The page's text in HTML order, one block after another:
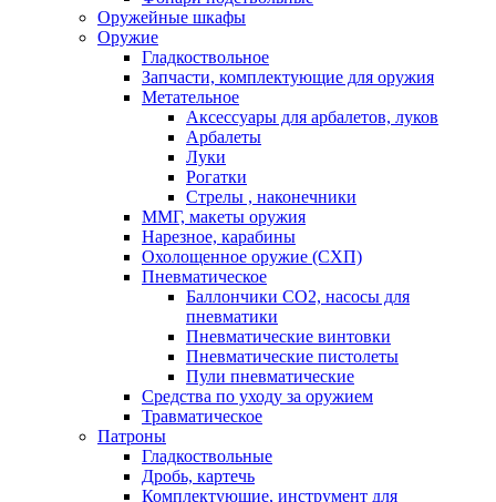
Оружейные шкафы
Оружие
Гладкоствольное
Запчасти, комплектующие для оружия
Метательное
Аксессуары для арбалетов, луков
Арбалеты
Луки
Рогатки
Стрелы , наконечники
ММГ, макеты оружия
Нарезное, карабины
Охолощенное оружие (СХП)
Пневматическое
Баллончики СО2, насосы для
пневматики
Пневматические винтовки
Пневматические пистолеты
Пули пневматические
Средства по уходу за оружием
Травматическое
Патроны
Гладкоствольные
Дробь, картечь
Комплектующие, инструмент для